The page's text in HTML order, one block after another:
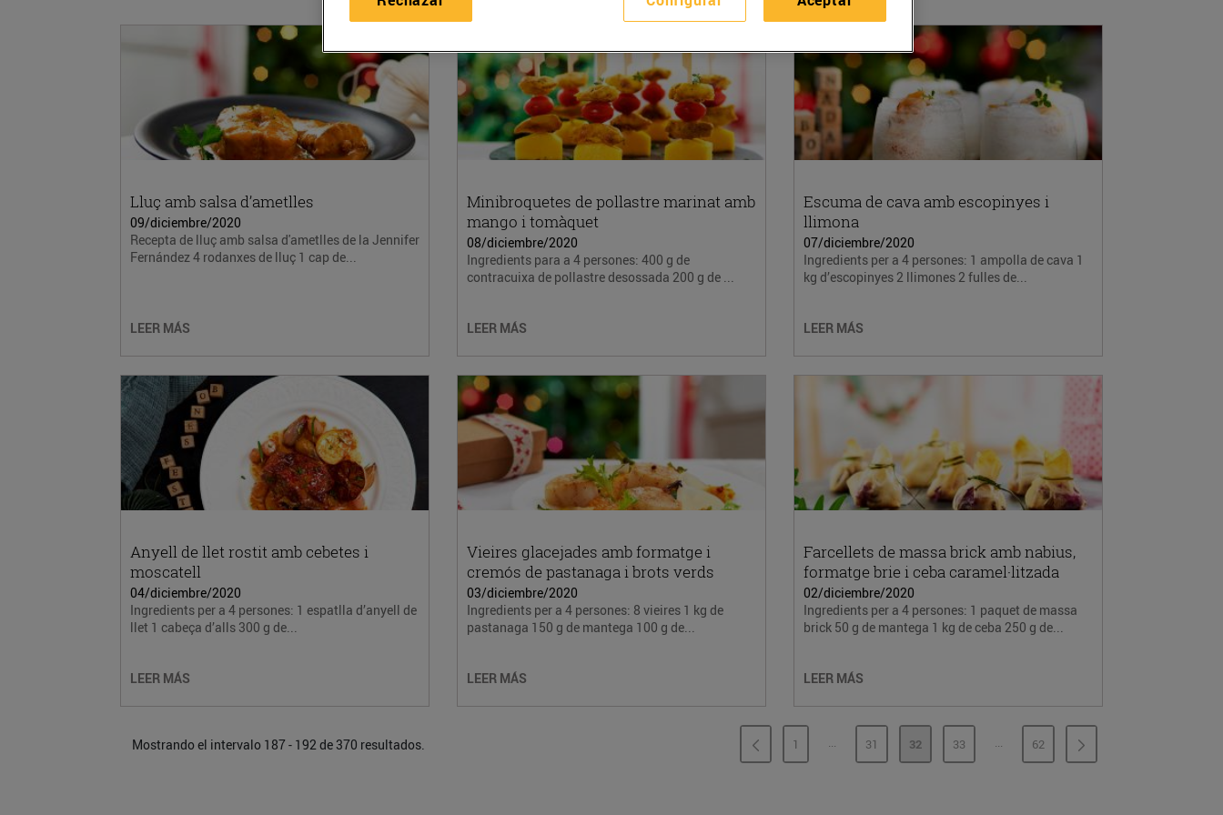
Lluç amb salsa d’ametlles
09/diciembre/2020
Recepta de lluç amb salsa d'ametlles de la Jennifer
Fernández 4 rodanxes de lluç 1 cap de...
LEER MÁS
Minibroquetes de pollastre marinat amb
mango i tomàquet
08/diciembre/2020
Ingredients para a 4 persones: 400 g de
contracuixa de pollastre desossada 200 g de ...
LEER MÁS
Escuma de cava amb escopinyes i
llimona
07/diciembre/2020
Ingredients per a 4 persones: 1 ampolla de cava 1
kg d’escopinyes 2 llimones 2 fulles de...
LEER MÁS
Anyell de llet rostit amb cebetes i
moscatell
04/diciembre/2020
Ingredients per a 4 persones: 1 espatlla d’anyell de
llet 1 cabeça d’alls 300 g de...
LEER MÁS
Vieires glacejades amb formatge i
cremós de pastanaga i brots verds
03/diciembre/2020
Ingredients per a 4 persones: 8 vieires 1 kg de
pastanaga 150 g de mantega 100 g de...
LEER MÁS
Farcellets de massa brick amb nabius,
formatge brie i ceba caramel·litzada
02/diciembre/2020
Ingredients per a 4 persones: 1 paquet de massa
brick 50 g de mantega 1 kg de ceba 250 g de...
LEER MÁS
Mostrando el intervalo 187 - 192 de 370 resultados. PÁGINA
1 ...PÁGINAS INTERMEDIAS
PÁGINA
31 PÁGINA
32 PÁGINA
33 ...PÁGINAS INTERMEDIAS
PÁGINA
62